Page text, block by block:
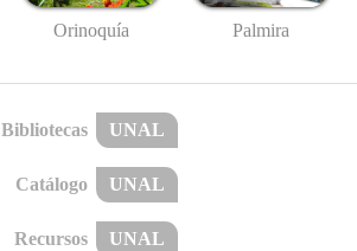
Orinoquía Palmira
Bibliotecas UNAL
Catálogo UNAL
Recursos UNAL